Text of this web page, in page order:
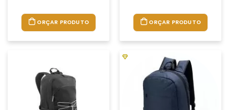
ORÇAR PRODUTO ORÇAR PRODUTO